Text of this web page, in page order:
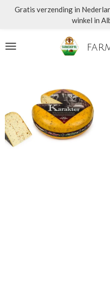
de
Gratis verzending in
winkel in